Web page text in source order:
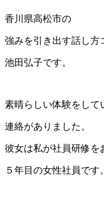
香川県高松市の
強みを引き出す話し方
池田弘子です。
素晴らしい体験をして
連絡がありました。
彼女は私が社員研修を
５年目の女性社員です。